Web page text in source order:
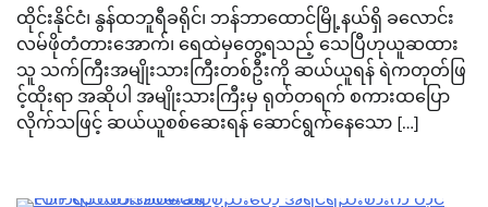
ထိုင်းနိုင်ငံ၊ နွန်ထဘူရီခရိုင်၊ ဘန်ဘာထောင်မြို့နယ်ရှိ ခလောင်း
လမ်ဖိုတံတားအောက်၊ ရေထဲမှတွေ့ရသည့် သေပြီဟုယူဆထား
သူ သက်ကြီးအမျိုးသားကြီးတစ်ဦးကို ဆယ်ယူရန် ရဲကတုတ်ဖြ
င့်ထိုးရာ အဆိုပါ အမျိုးသားကြီးမှ ရုတ်တရက် စကားထပြော
လိုက်သဖြင့် ဆယ်ယူစစ်ဆေးရန် ဆောင်ရွက်နေသော […]